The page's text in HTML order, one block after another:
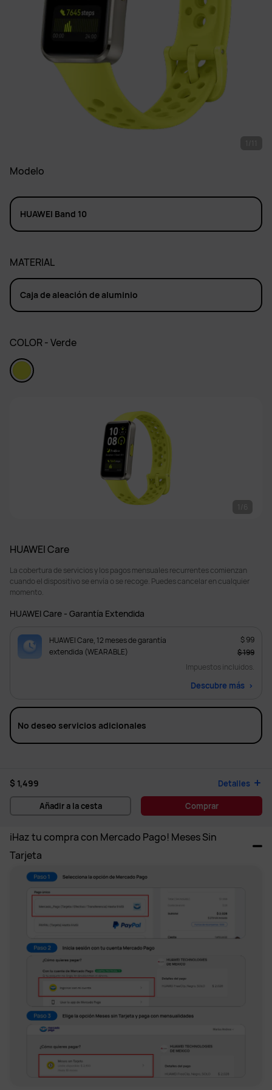
1/11
Modelo
HUAWEI Band 10
MATERIAL
Caja de aleación de aluminio
COLOR - Verde
1/6
HUAWEI Care
La cobertura de servicios y los pagos mensuales recurrentes comienzan
cuando el dispositivo se envía o se recoge. Puedes cancelar en cualquier
momento.
HUAWEI Care - Garantía Extendida
HUAWEI Care, 12 meses de garantía
extendida (WEARABLE)
$ 99
$ 199
Impuestos incluidos.
Descubre más
No deseo servicios adicionales
$ 1,499 Detalles
Añadir a la cesta Comprar
iHaz tu compra con Mercado Pago! Meses Sin
Tarjeta